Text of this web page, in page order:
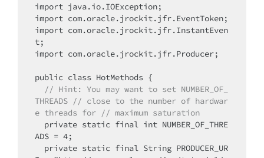
import java.io.IOException;
import com.oracle.jrockit.jfr.EventToken;
import com.oracle.jrockit.jfr.InstantEven
t;
import com.oracle.jrockit.jfr.Producer;
THREADS // close to the number of hardwar
e threads for // maximum saturation
ADS = 4;